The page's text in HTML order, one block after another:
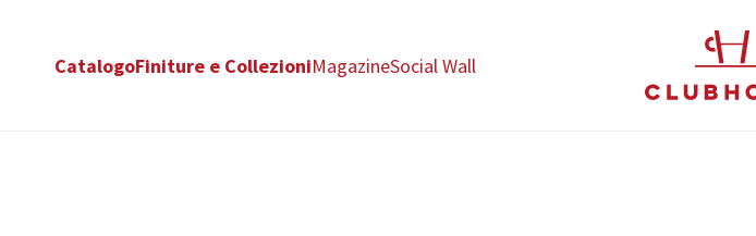
CatalogoFiniture e CollezioniMagazineSocial Wall